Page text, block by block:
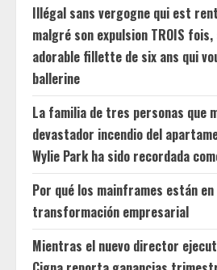
Illégal sans vergogne qui est
malgré son expulsion TROIS
adorable fillette de six ans qui
ballerine
La familia de tres personas que
devastador incendio del
Wylie Park ha sido recordada
Por qué los mainframes están
transformación empresarial
Mientras el nuevo director